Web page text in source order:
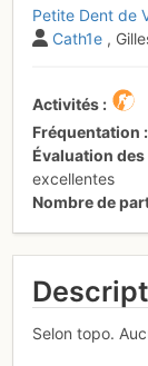
Petite Dent de
Cath1e ,
Activités
Fréquentation
Évaluation
excellentes
Nombre de
Selon topo.